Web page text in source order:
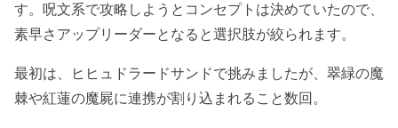
す。呪文系で攻略しようとコンセプトは決めていたので、
素早さアップリーダーとなると選択肢が絞られます。
最初は、ヒヒュドラードサンドで挑みましたが、翠緑の魔
棘や紅蓮の魔屍に連携が割り込まれること数回。